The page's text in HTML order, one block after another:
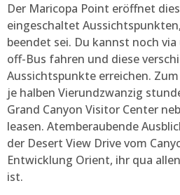
Der Maricopa Point eröffnet
eingeschaltet
beendet sei. Du kannst noch
off-Bus fahren und diese
Aussichtspunkte erreichen.
je halben Vierundzwanzig
Grand Canyon Visitor Center
leasen. Atemberaubende
der Desert View Drive vom
Entwicklung Orient, ihr qua
ist.